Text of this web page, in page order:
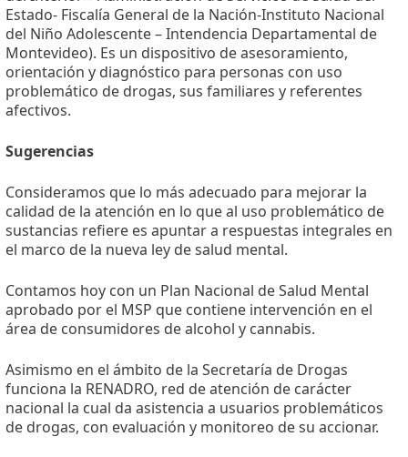
Estado- Fiscalía General de la Nación-Instituto Nacional
del Niño Adolescente – Intendencia Departamental de
Montevideo). Es un dispositivo de asesoramiento,
orientación y diagnóstico para personas con uso
problemático de drogas, sus familiares y referentes
afectivos.
Sugerencias
Consideramos que lo más adecuado para mejorar la
calidad de la atención en lo que al uso problemático de
sustancias refiere es apuntar a respuestas integrales en
el marco de la nueva ley de salud mental.
Contamos hoy con un Plan Nacional de Salud Mental
aprobado por el MSP que contiene intervención en el
área de consumidores de alcohol y cannabis.
Asimismo en el ámbito de la Secretaría de Drogas
funciona la RENADRO, red de atención de carácter
nacional la cual da asistencia a usuarios problemáticos
de drogas, con evaluación y monitoreo de su accionar.